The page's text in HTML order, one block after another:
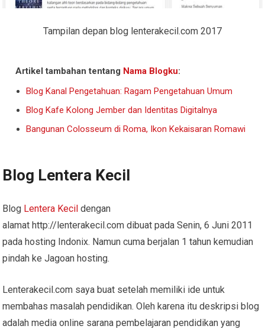
Tampilan depan blog lenterakecil.com 2017
Artikel tambahan tentang Nama Blogku:
Blog Kanal Pengetahuan: Ragam Pengetahuan Umum
Blog Kafe Kolong Jember dan Identitas Digitalnya
Bangunan Colosseum di Roma, Ikon Kekaisaran Romawi
Blog Lentera Kecil
Blog Lentera Kecil dengan
alamat http://lenterakecil.com dibuat pada Senin, 6 Juni 2011
pada hosting Indonix. Namun cuma berjalan 1 tahun kemudian
pindah ke Jagoan hosting.
Lenterakecil.com saya buat setelah memiliki ide untuk
membahas masalah pendidikan. Oleh karena itu deskripsi blog
adalah media online sarana pembelajaran pendidikan yang